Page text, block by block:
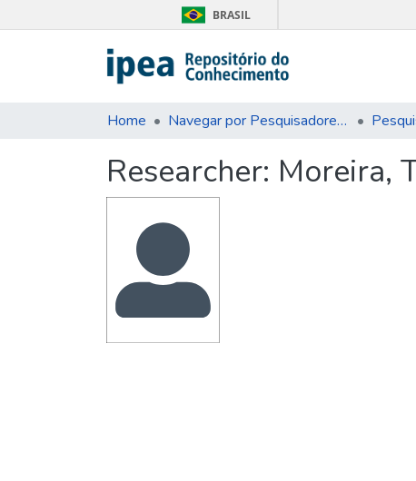
BRASIL
Home Navegar por Pesquisadores e Unidades Organizacionais
Researcher: Moreira,